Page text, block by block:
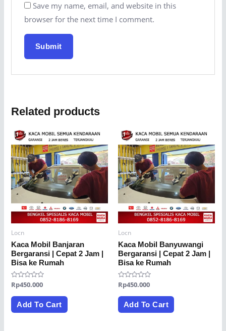
Save my name, email, and website in this
browser for the next time I comment.
Related products
Locn
Kaca Mobil Banjaran
Bergaransi | Cepat 2 Jam |
Bisa ke Rumah
Rated
out
Rp450.000
Add To Cart
Locn
Kaca Mobil Banyuwangi
Bergaransi | Cepat 2 Jam |
Bisa ke Rumah
Rated
out
Rp450.000
Add To Cart